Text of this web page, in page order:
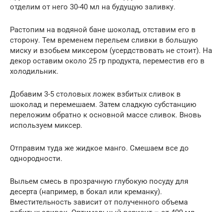
отделим от него 30-40 мл на будущую заливку.
Растопим на водяной бане шоколад, отставим его в
сторону. Тем временем перельем сливки в большую
миску и взобьем миксером (усердствовать не стоит). На
декор оставим около 25 гр продукта, переместив его в
холодильник.
Добавим 3-5 столовых ложек взбитых сливок в
шоколад и перемешаем. Затем сладкую субстанцию
переложим обратно к основной массе сливок. Вновь
используем миксер.
Отправим туда же жидкое манго. Смешаем все до
однородности.
Выльем смесь в прозрачную глубокую посуду для
десерта (например, в бокал или креманку).
Вместительность зависит от полученного объема